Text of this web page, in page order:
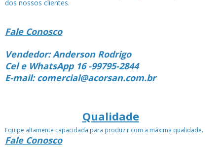
dos nossos clientes.
Fale Conosco
Vendedor: Anderson Rodrigo
Cel e WhatsApp 16 -99795-2844
E-mail: comercial@acorsan.com.br
Qualidade
Equipe altamente capacidada para produzir com a máxima qualidade.
Fale Conosco